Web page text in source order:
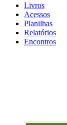
Livros
Acessos
Planilhas
Relatórios
Encontros